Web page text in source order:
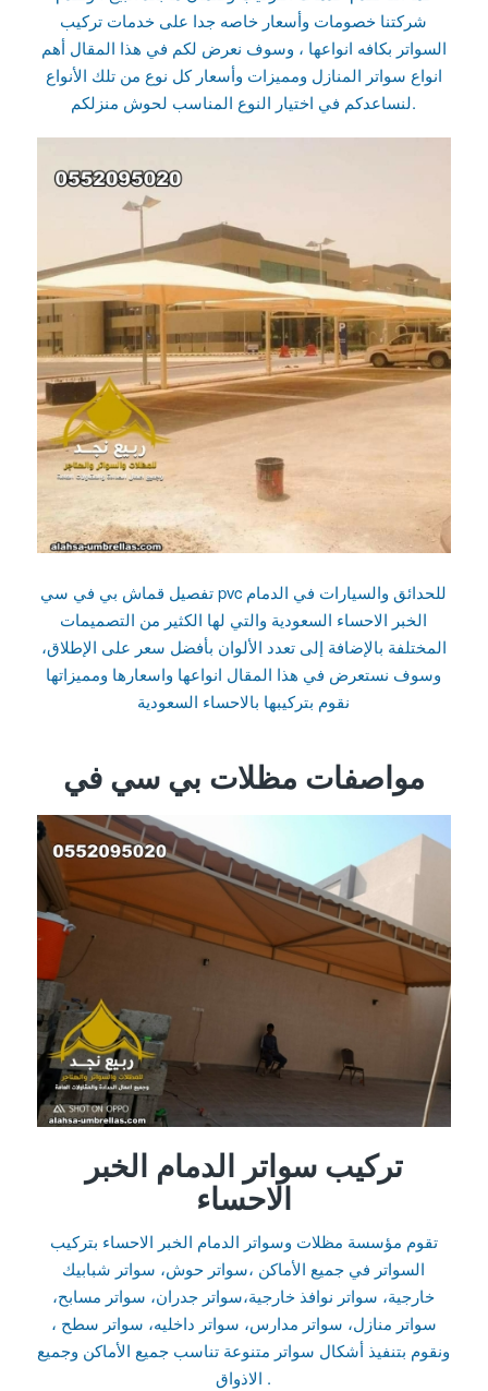
شركتنا خصومات وأسعار خاصه جدا على خدمات تركيب
السواتر بكافه انواعها ، وسوف نعرض لكم في هذا المقال أهم
انواع سواتر المنازل ومميزات وأسعار كل نوع من تلك الأنواع
لنساعدكم في اختيار النوع المناسب لحوش منزلكم.
تفصيل قماش بي في سي pvc للحدائق والسيارات في الدمام
الخبر الاحساء السعودية والتي لها الكثير من التصميمات
المختلفة بالإضافة إلى تعدد الألوان بأفضل سعر على الإطلاق،
وسوف نستعرض في هذا المقال انواعها واسعارها ومميزاتها
نقوم بتركيبها بالاحساء السعودية
مواصفات مظلات بي سي في
تركيب سواتر الدمام الخبر
الاحساء
تقوم مؤسسة مظلات وسواتر الدمام الخبر الاحساء بتركيب
السواتر في جميع الأماكن ،سواتر حوش، سواتر شبابيك
خارجية، سواتر نوافذ خارجية،سواتر جدران، سواتر مسابح،
سواتر منازل، سواتر مدارس، سواتر داخليه، سواتر سطح ،
ونقوم بتنفيذ أشكال سواتر متنوعة تناسب جميع الأماكن وجميع
الاذواق .